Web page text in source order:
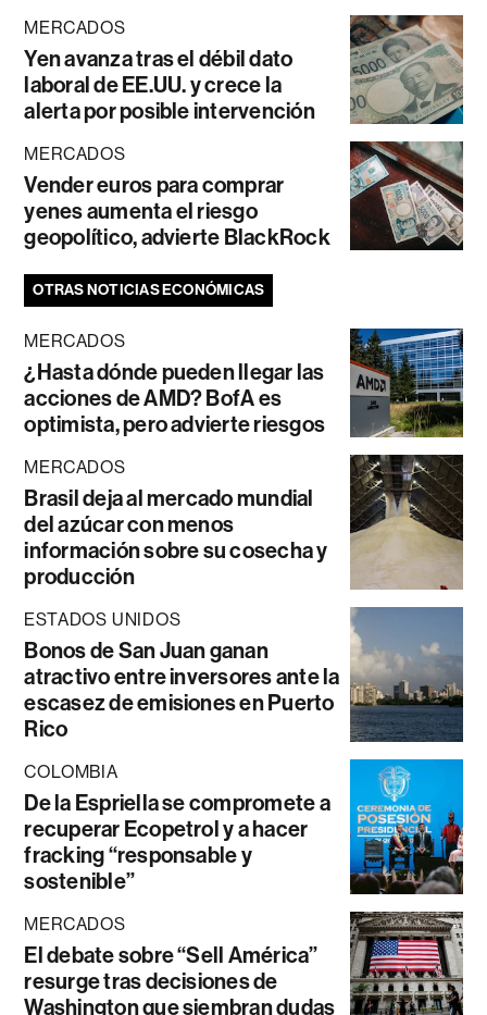
MERCADOS
Yen avanza tras el débil dato
laboral de EE.UU. y crece la
alerta por posible intervención
MERCADOS
Vender euros para comprar
yenes aumenta el riesgo
geopolítico, advierte BlackRock
OTRAS NOTICIAS ECONÓMICAS
MERCADOS
¿Hasta dónde pueden llegar las
acciones de AMD? BofA es
optimista, pero advierte riesgos
MERCADOS
Brasil deja al mercado mundial
del azúcar con menos
información sobre su cosecha y
producción
ESTADOS UNIDOS
Bonos de San Juan ganan
atractivo entre inversores ante la
escasez de emisiones en Puerto
Rico
COLOMBIA
De la Espriella se compromete a
recuperar Ecopetrol y a hacer
fracking “responsable y
sostenible”
MERCADOS
El debate sobre “Sell América”
resurge tras decisiones de
Washington que siembran dudas